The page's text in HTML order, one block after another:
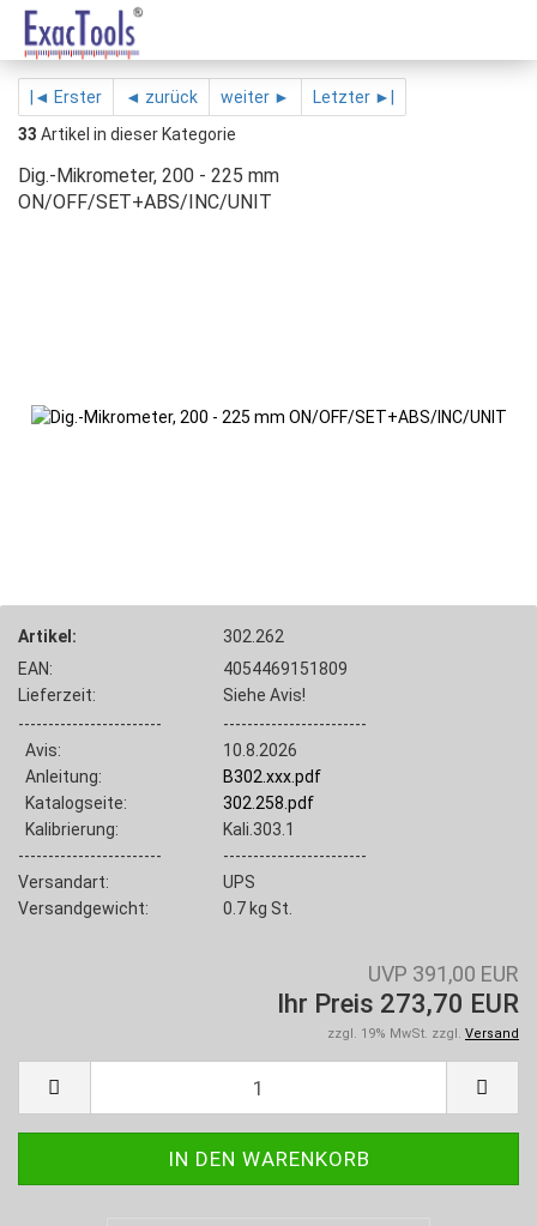
|◄ Erster ◄ zurück weiter ►
Letzter ►|
33 Artikel in dieser Kategorie
Dig.-Mikrometer, 200 - 225 mm
ON/OFF/SET+ABS/INC/UNIT
Artikel:
302.262
EAN:
4054469151809
Lieferzeit:
Siehe Avis!
------------------------
------------------------
Avis:
10.8.2026
Anleitung:
B302.xxx.pdf
Katalogseite:
302.258.pdf
Kalibrierung:
Kali.303.1
------------------------
------------------------
Versandart:
UPS
Versandgewicht:
0.7 kg St.
UVP 391,00 EUR
Ihr Preis 273,70 EUR
zzgl. 19% MwSt. zzgl. Versand